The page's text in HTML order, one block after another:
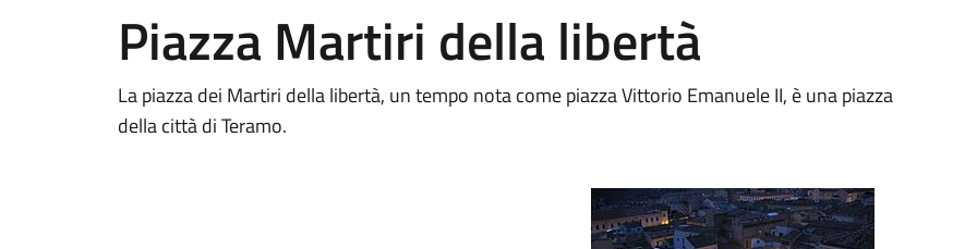
Piazza Martiri della libertà
La piazza dei Martiri della libertà, un tempo nota come piazza Vittorio Emanuele II, è una piazza
della città di Teramo.